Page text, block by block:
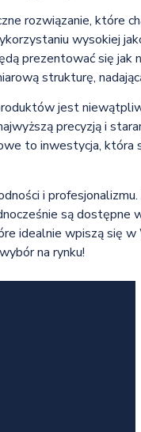
rozwiązanie, które
wysokiej
prezentować się jak
strukturę,
jest
precyzją i
to inwestycja, która
i
są dostępne
idealnie wpiszą się
na rynku!